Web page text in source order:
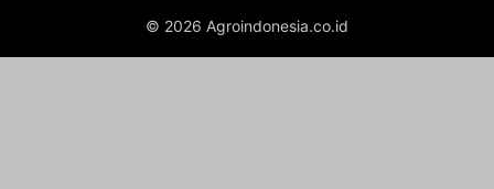
© 2026 Agroindonesia.co.id